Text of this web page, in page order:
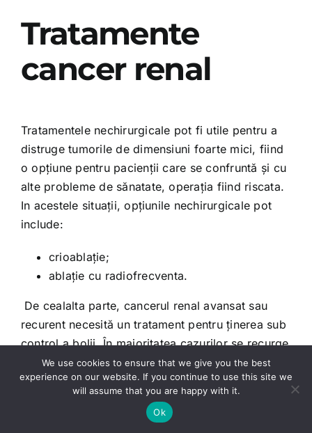
Tratamente
cancer renal
Tratamentele nechirurgicale pot fi utile pentru a
distruge tumorile de dimensiuni foarte mici, fiind
o opțiune pentru pacienții care se confruntă și cu
alte probleme de sănatate, operația fiind riscata.
In acestele situații, opțiunile nechirurgicale pot
include:
crioablație;
ablație cu radiofrecventa.
De cealalta parte, cancerul renal avansat sau
recurent necesită un tratament pentru ținerea sub
control a bolii. În majoritatea cazurilor se recurge
la nefrectomie sau chimioterapie, însă exista și
alte opțiuni.
Tratamentul este întotdeauna personalizat și
We use cookies to ensure that we give you the best
experience on our website. If you continue to use this site we
will assume that you are happy with it.
Ok